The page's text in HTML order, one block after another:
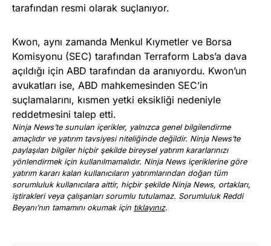
tarafından resmi olarak suçlanıyor.
Kwon, aynı zamanda Menkul Kıymetler ve Borsa
Komisyonu (SEC) tarafından Terraform Labs’a dava
açıldığı için ABD tarafından da aranıyordu. Kwon’un
avukatları ise, ABD mahkemesinden SEC’in
suçlamalarını, kısmen yetki eksikliği nedeniyle
reddetmesini talep etti.
Ninja News’te sunulan içerikler, yalnızca genel bilgilendirme
amaçlıdır ve yatırım tavsiyesi niteliğinde değildir. Ninja News’te
paylaşılan bilgiler hiçbir şekilde bireysel yatırım kararlarınızı
yönlendirmek için kullanılmamalıdır. Ninja News içeriklerine göre
yatırım kararı kalan kullanıcıların yatırımlarından doğan tüm
sorumluluk kullanıcılara aittir, hiçbir şekilde Ninja News, ortakları,
iştirakleri veya çalışanları sorumlu tutulamaz. Sorumluluk Reddi
Beyanı’nın tamamını okumak için tıklayınız.